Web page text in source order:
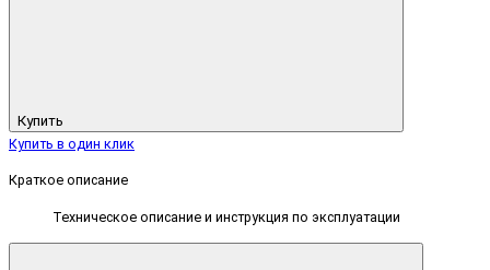
Купить
Купить в один клик
Краткое описание
Техническое описание и инструкция по эксплуатации